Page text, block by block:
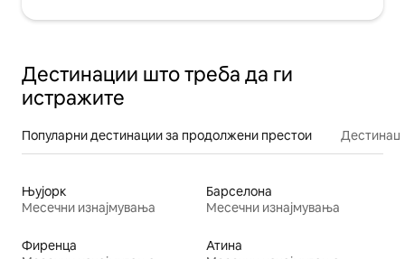
Дестинации што треба да ги
истражите
Популарни дестинации за продолжени престои
Њујорк
Месечни изнајмувања
Барселона
Месечни изнајмувања
Фиренца
Атина